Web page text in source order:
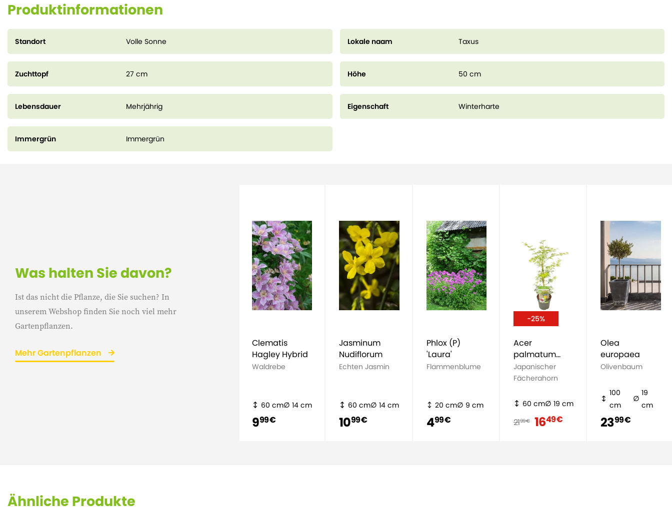
Produktinformationen
Standort Volle Sonne Lokale naam Taxus
Zuchttopf 27 cm Höhe 50 cm
Lebensdauer Mehrjährig Eigenschaft Winterharte
Immergrün Immergrün
Was halten Sie davon?
Ist das nicht die Pflanze, die Sie suchen? In
unserem Webshop finden Sie noch viel mehr
Gartenpflanzen.
Mehr Gartenpflanzen
Clematis
Hagley Hybrid
Waldrebe
60 cm 14 cm
999 €
Jasminum
Nudiflorum
Echten Jasmin
60 cm 14 cm
1099 €
Phlox (P)
'Laura'
Flammenblume
20 cm 9 cm
499 €
-25%
Acer
palmatum
Emerald Lace
Japanischer
Fächerahorn
60 cm 19 cm
2199 € 1649 €
Olea
europaea
Olivenbaum
100
cm
19
cm
2399 €
Ähnliche Produkte